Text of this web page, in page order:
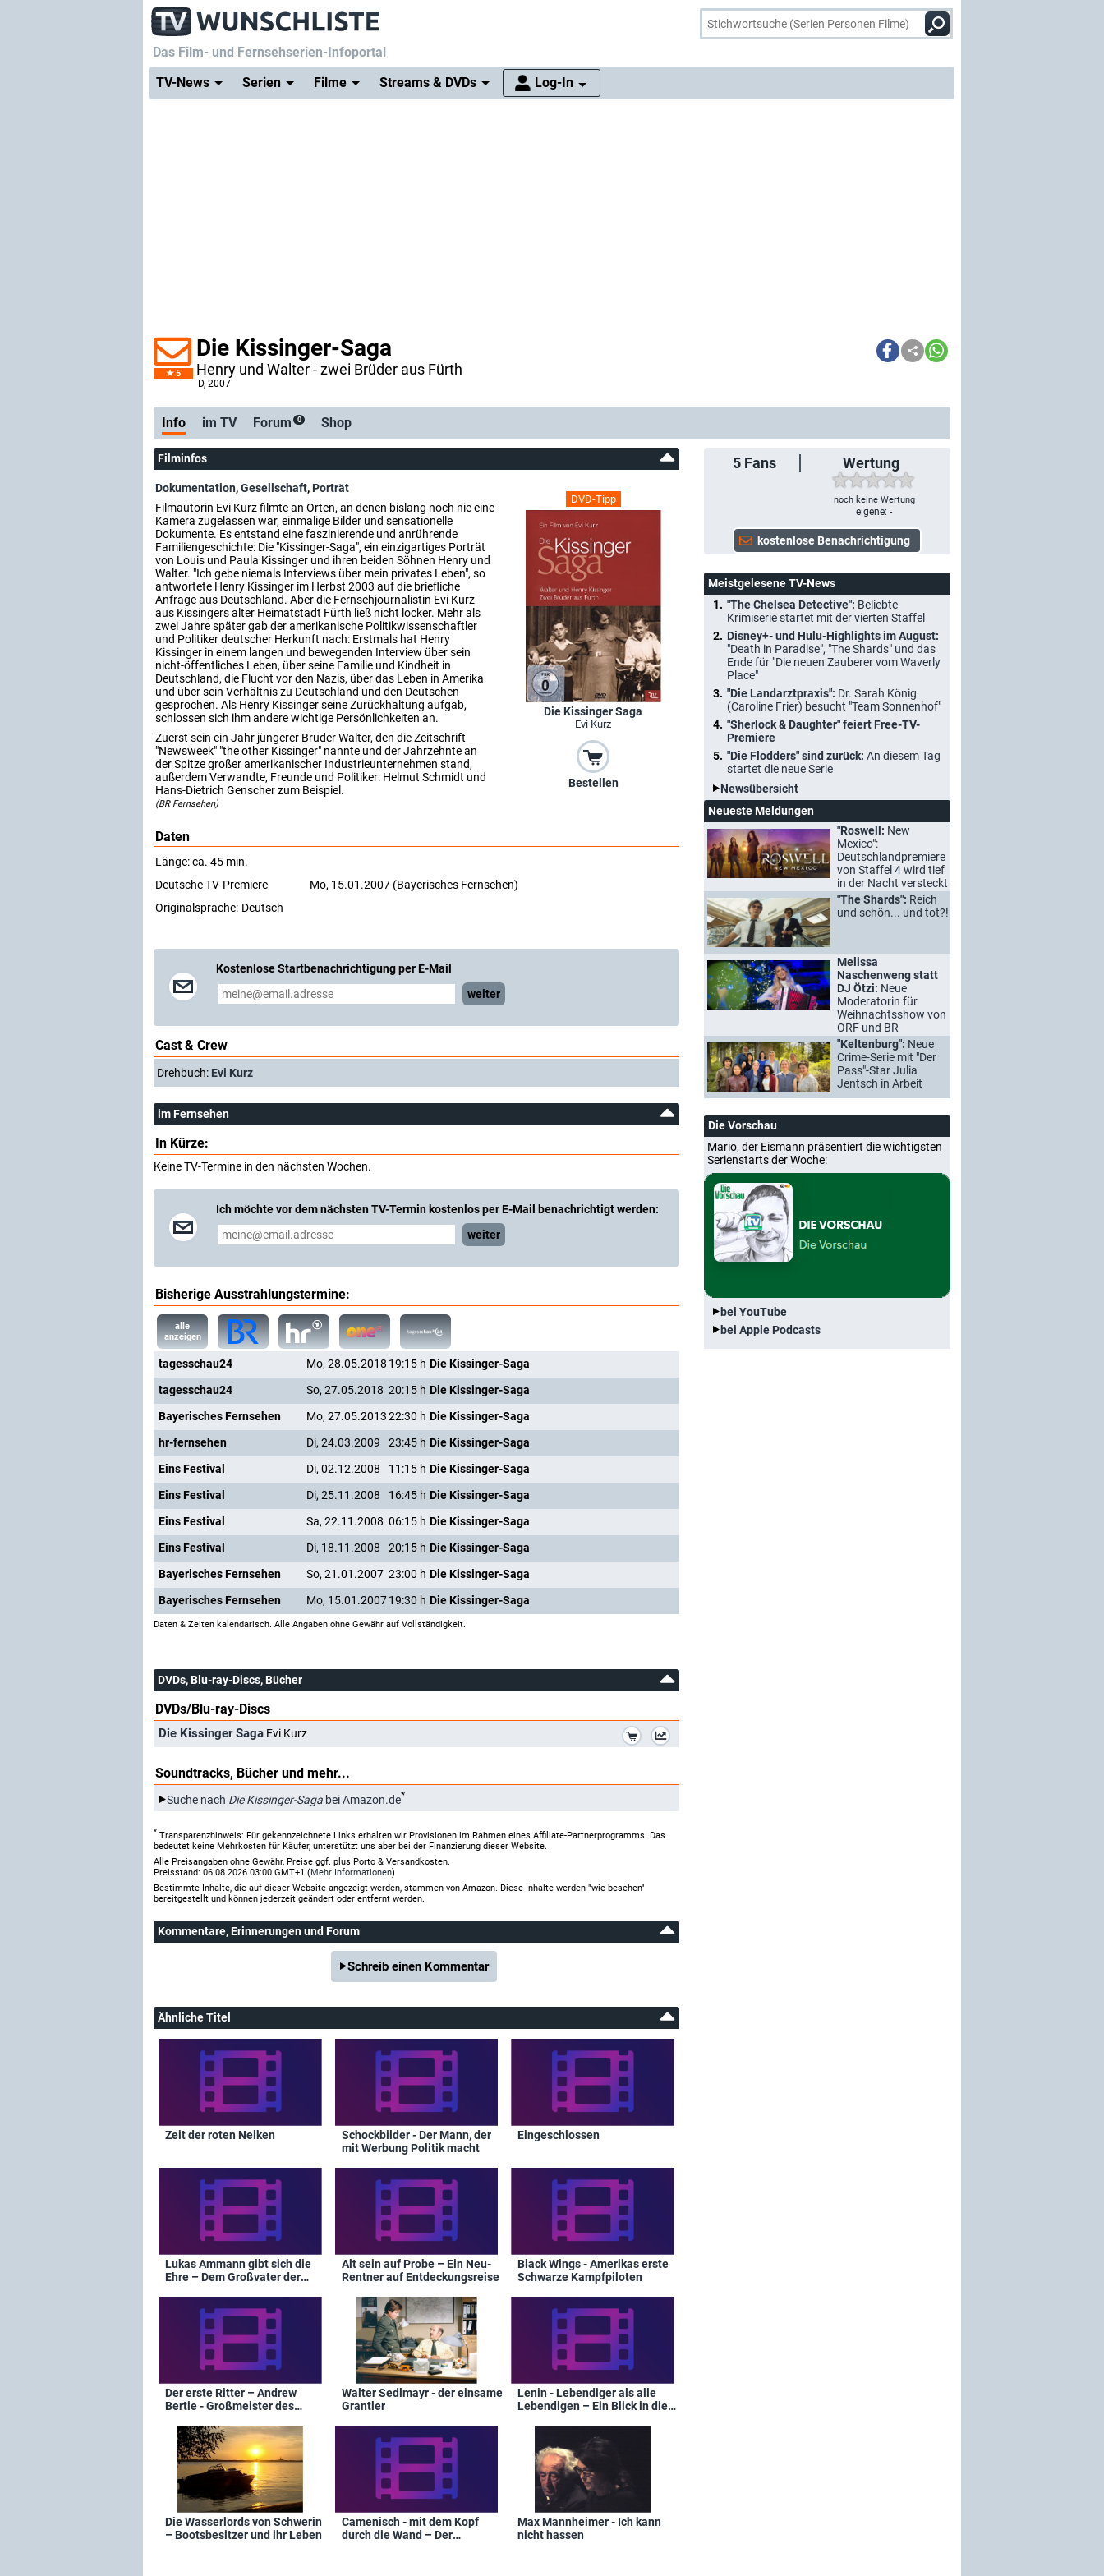
Das Film- und Fernsehserien-Infoportal
TV-News
Serien Filme Streams & DVDs Log-In
5
Die Kissinger-Saga
Henry und Walter - zwei Brüder aus Fürth
D, 2007
Info im TV Forum 0 Shop
5 Fans Wertung
noch keine Wertung
eigene: -
Filminfos
DVD-Tipp
Die Kissinger Saga
Evi Kurz
Bestellen
Dokumentation,Gesellschaft,Porträt
Filmautorin Evi Kurz filmte an Orten, an denen bislang noch nie eine
Kamera zugelassen war, einmalige Bilder und sensationelle
Dokumente. Es entstand eine faszinierende und anrührende
Familiengeschichte: Die "Kissinger-Saga", ein einzigartiges Porträt
von Louis und Paula Kissinger und ihren beiden Söhnen Henry und
Walter. "Ich gebe niemals Interviews über mein privates Leben", so
antwortete Henry Kissinger im Herbst 2003 auf die briefliche
Anfrage aus Deutschland. Aber die Fernsehjournalistin Evi Kurz
aus Kissingers alter Heimatstadt Fürth ließ nicht locker. Mehr als
zwei Jahre später gab der amerikanische Politikwissenschaftler
und Politiker deutscher Herkunft nach: Erstmals hat Henry
Kissinger in einem langen und bewegenden Interview über sein
nicht-öffentliches Leben, über seine Familie und Kindheit in
Deutschland, die Flucht vor den Nazis, über das Leben in Amerika
und über sein Verhältnis zu Deutschland und den Deutschen
gesprochen. Als Henry Kissinger seine Zurückhaltung aufgab,
schlossen sich ihm andere wichtige Persönlichkeiten an.
Zuerst sein ein Jahr jüngerer Bruder Walter, den die Zeitschrift
"Newsweek" "the other Kissinger" nannte und der Jahrzehnte an
der Spitze großer amerikanischer Industrieunternehmen stand,
außerdem Verwandte, Freunde und Politiker: Helmut Schmidt und
Hans-Dietrich Genscher zum Beispiel.
(BR Fernsehen)
Daten
Länge: ca. 45 min.
Deutsche TV-Premiere
Mo, 15.01.2007 (Bayerisches Fernsehen)
Originalsprache: Deutsch
Kostenlose Startbenachrichtigung per E-Mail
weiter
Cast & Crew
Drehbuch: Evi Kurz
im Fernsehen
In Kürze:
Keine TV-Termine in den nächsten Wochen.
Ich möchte vor dem nächsten TV-Termin kostenlos per E-Mail benachrichtigt werden:
weiter
Bisherige Ausstrahlungstermine:
alle
anzeigen
tagesschau24 Mo, 28.05.2018 19:15 h Die Kissinger-Saga
tagesschau24
So, 27.05.2018 20:15 h Die Kissinger-Saga
Bayerisches Fernsehen
Mo, 27.05.201322:30 h Die Kissinger-Saga
hr-fernsehen
Di, 24.03.2009 23:45 h Die Kissinger-Saga
Eins Festival
Di, 02.12.2008 11:15 h Die Kissinger-Saga
Eins Festival
Di, 25.11.2008 16:45 h Die Kissinger-Saga
Eins Festival
Sa, 22.11.2008 06:15 h Die Kissinger-Saga
Eins Festival
Di, 18.11.2008 20:15 h Die Kissinger-Saga
Bayerisches Fernsehen
So, 21.01.2007 23:00 h Die Kissinger-Saga
Bayerisches Fernsehen
Mo, 15.01.200719:30 h Die Kissinger-Saga
Daten & Zeiten kalendarisch. Alle Angaben ohne Gewähr auf Vollständigkeit.
DVDs, Blu-ray-Discs, Bücher
DVDs/Blu-ray-Discs
Die Kissinger Saga Evi Kurz
Soundtracks, Bücher und mehr...
Suche nach Die Kissinger-Saga bei Amazon.de*
* Transparenzhinweis: Für gekennzeichnete Links erhalten wir Provisionen im Rahmen eines Affiliate-Partnerprogramms. Das
bedeutet keine Mehrkosten für Käufer, unterstützt uns aber bei der Finanzierung dieser Website.
Alle Preisangaben ohne Gewähr, Preise ggf. plus Porto & Versandkosten.
Preisstand: 06.08.2026 03:00 GMT+1 (Mehr Informationen)
Bestimmte Inhalte, die auf dieser Website angezeigt werden, stammen von Amazon. Diese Inhalte werden "wie besehen"
bereitgestellt und können jederzeit geändert oder entfernt werden.
Kommentare, Erinnerungen und Forum
Schreib einen Kommentar
Ähnliche Titel
Zeit der roten Nelken
Schockbilder - Der Mann, der
mit Werbung Politik macht
Eingeschlossen
Lukas Ammann gibt sich die
Ehre – Dem Großvater der
Alt sein auf Probe – Ein Neu-
Rentner auf Entdeckungsreise
Black Wings - Amerikas erste
Schwarze Kampfpiloten
Der erste Ritter – Andrew
Bertie - Großmeister des
Walter Sedlmayr - der einsame
Grantler
Lenin - Lebendiger als alle
Lebendigen – Ein Blick in die
Die Wasserlords von Schwerin
– Bootsbesitzer und ihr Leben
Camenisch - mit dem Kopf
durch die Wand – Der
Max Mannheimer - Ich kann
nicht hassen
Meistgelesene TV-News
"The Chelsea Detective": Beliebte
Krimiserie startet mit der vierten Staffel
Disney+- und Hulu-Highlights im August:
"Death in Paradise", "The Shards" und das
Ende für "Die neuen Zauberer vom Waverly
Place"
"Die Landarztpraxis": Dr. Sarah König
(Caroline Frier) besucht "Team Sonnenhof"
"Sherlock & Daughter" feiert Free-TV-
Premiere
"Die Flodders" sind zurück: An diesem Tag
startet die neue Serie
Newsübersicht
Neueste Meldungen
"Roswell: New
Mexico":
Deutschlandpremiere
von Staffel 4 wird tief
in der Nacht versteckt
"The Shards": Reich
und schön... und tot?!
Melissa
Naschenweng statt
DJ Ötzi: Neue
Moderatorin für
Weihnachtsshow von
ORF und BR
"Keltenburg": Neue
Crime-Serie mit "Der
Pass"-Star Julia
Jentsch in Arbeit
Die Vorschau
Mario, der Eismann präsentiert die wichtigsten
Serienstarts der Woche:
bei YouTube
bei Apple Podcasts